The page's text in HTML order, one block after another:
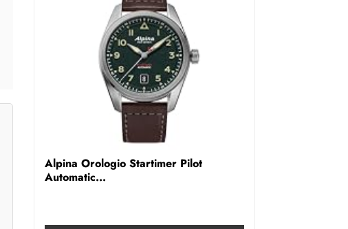
Alpina Orologio Startimer Pilot
Automatic...